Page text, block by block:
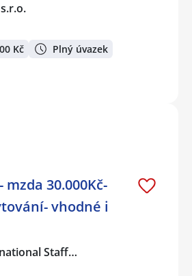
Kč Plný úvazek
30.000Kč-
vhodné i
Staff…